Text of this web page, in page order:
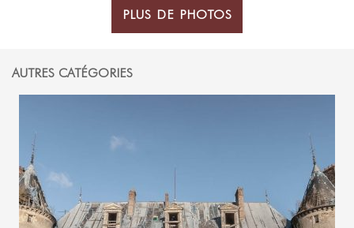
PLUS DE PHOTOS
AUTRES CATÉGORIES